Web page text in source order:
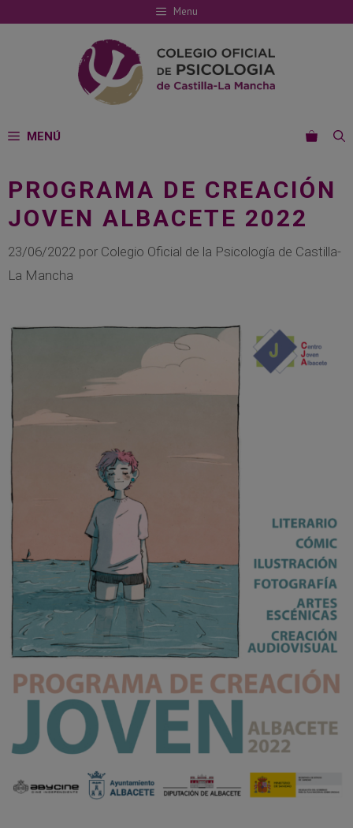
al
Menu
MENÚ
PROGRAMA DE CREACIÓN
JOVEN ALBACETE 2022
23/06/2022 por Colegio Oficial de la Psicología de Castilla-
La Mancha